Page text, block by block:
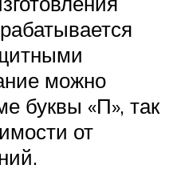
можно
буквы «П», так
от